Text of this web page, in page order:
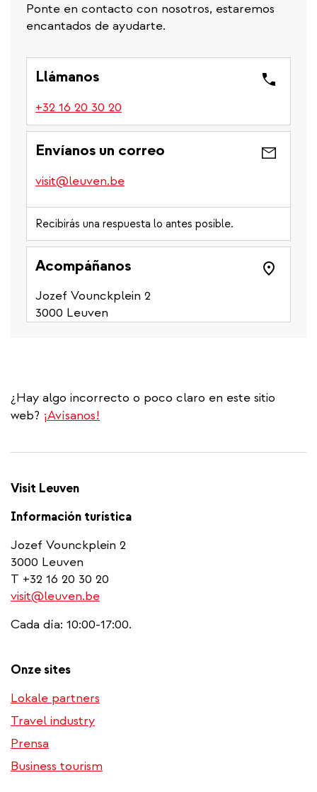
Ponte en contacto con nosotros, estaremos
encantados de ayudarte.
Llámanos
+32 16 20 30 20
is
phone
number)
Envíanos un correo
visit@leuven.be
Recibirás una respuesta lo antes posible.
Acompáñanos
Jozef Vounckplein 2
3000 Leuven
¿Hay algo incorrecto o poco claro en este sitio
web? ¡Avísanos!
Visit Leuven
Información turística
Jozef Vounckplein 2
3000 Leuven
T +32 16 20 30 20
visit@leuven.be
Cada día: 10:00-17:00.
Onze sites
Lokale partners
Travel industry
Prensa
Business tourism